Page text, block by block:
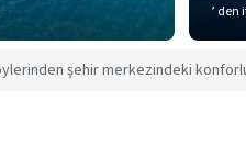
’ den
şehir merkezindeki